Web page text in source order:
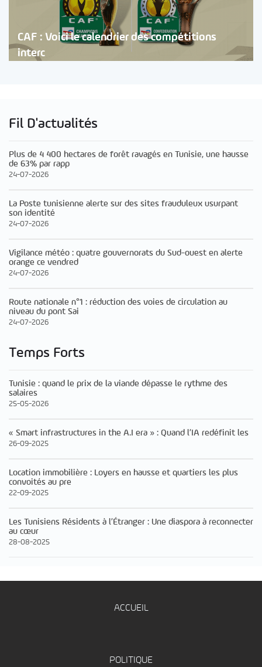
CAF : Voici le calendrier des compétitions
interc
Fil D'actualités
Plus de 4 400 hectares de forêt ravagés en Tunisie, une hausse
de 63% par rapp
24-07-2026
La Poste tunisienne alerte sur des sites frauduleux usurpant
son identité
24-07-2026
Vigilance météo : quatre gouvernorats du Sud-ouest en alerte
orange ce vendred
24-07-2026
Route nationale n°1 : réduction des voies de circulation au
niveau du pont Sai
24-07-2026
Temps Forts
Tunisie : quand le prix de la viande dépasse le rythme des
salaires
25-05-2026
« Smart infrastructures in the A.I era » : Quand l’IA redéfinit les
26-09-2025
Location immobilière : Loyers en hausse et quartiers les plus
convoités au pre
22-09-2025
Les Tunisiens Résidents à l’Étranger : Une diaspora à reconnecter
au cœur
28-08-2025
ACCUEIL
POLITIQUE